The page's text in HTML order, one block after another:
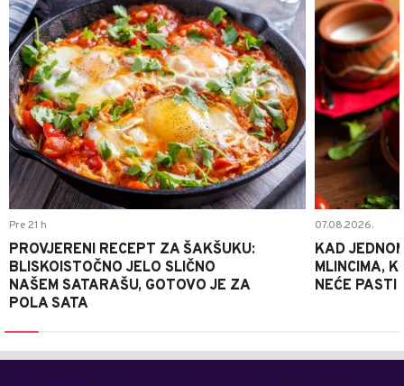
Pre 21 h
PROVJERENI RECEPT ZA ŠAKŠUKU:
BLISKOISTOČNO JELO SLIČNO
NAŠEM SATARAŠU, GOTOVO JE ZA
POLA SATA
07.08.2026.
KAD
MLINCIMA,
NEĆE PASTI